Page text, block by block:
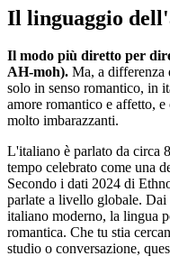
Il linguaggio
Il modo più diretto per
AH-moh). Ma, a differenza
solo in senso romantico, in
amore romantico e affetto,
molto imbarazzanti.
L'italiano è parlato da circa
tempo celebrato come una
Secondo i dati 2024 di
parlate a livello globale.
italiano moderno, la lingua
romantica. Che tu stia
studio o conversazione,